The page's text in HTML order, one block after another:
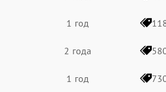
1 год
2 года
1 год